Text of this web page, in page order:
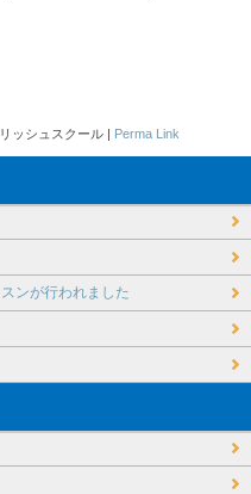
ッシュスクール | Perma Link
ンが行われました